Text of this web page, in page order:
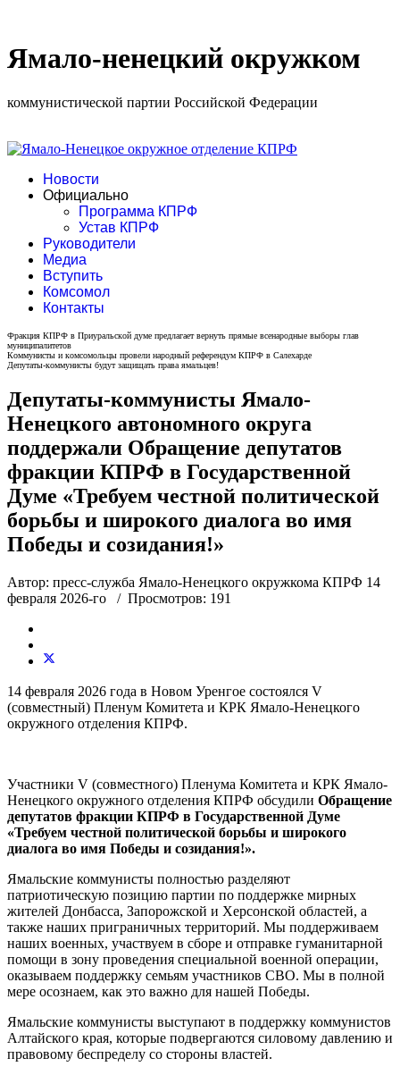
Ямало-ненецкий окружком
коммунистической партии Российской Федерации
Новости
Официально
Программа КПРФ
Устав КПРФ
Руководители
Медиа
Вступить
Комсомол
Контакты
Фракция КПРФ в Приуральской думе предлагает вернуть прямые всенародные выборы глав
муниципалитетов
Коммунисты и комсомольцы провели народный референдум КПРФ в Салехарде
Депутаты-коммунисты будут защищать права ямальцев!
Депутаты-коммунисты Ямало-
Ненецкого автономного округа
поддержали Обращение депутатов
фракции КПРФ в Государственной
Думе «Требуем честной политической
борьбы и широкого диалога во имя
Победы и созидания!»
Автор: пресс-служба Ямало-Ненецкого окружкома КПРФ 14
февраля 2026-го
/ Просмотров: 191
14 февраля 2026 года в Новом Уренгое состоялся V
(совместный) Пленум Комитета и КРК Ямало-Ненецкого
окружного отделения КПРФ.
Участники V (совместного) Пленума Комитета и КРК Ямало-
Ненецкого окружного отделения КПРФ обсудили Обращение
депутатов фракции КПРФ в Государственной Думе
«Требуем честной политической борьбы и широкого
диалога во имя Победы и созидания!».
Ямальские коммунисты полностью разделяют
патриотическую позицию партии по поддержке мирных
жителей Донбасса, Запорожской и Херсонской областей, а
также наших приграничных территорий. Мы поддерживаем
наших военных, участвуем в сборе и отправке гуманитарной
помощи в зону проведения специальной военной операции,
оказываем поддержку семьям участников СВО. Мы в полной
мере осознаем, как это важно для нашей Победы.
Ямальские коммунисты выступают в поддержку коммунистов
Алтайского края, которые подвергаются силовому давлению и
правовому беспределу со стороны властей.